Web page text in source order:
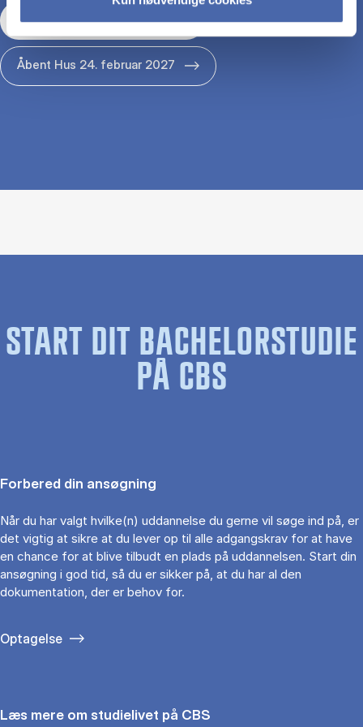
Åbent Hus 29. januar 2027
Åbent Hus 24. februar 2027
START DIT BACHELORSTUDIE
PÅ CBS
Forbered din ansøgning
Når du har valgt hvilke(n) uddannelse du gerne vil søge ind på, er
det vigtig at sikre at du lever op til alle adgangskrav for at have
en chance for at blive tilbudt en plads på uddannelsen. Start din
ansøgning i god tid, så du er sikker på, at du har al den
dokumentation, der er behov for.
Optagelse
Læs mere om studielivet på CBS